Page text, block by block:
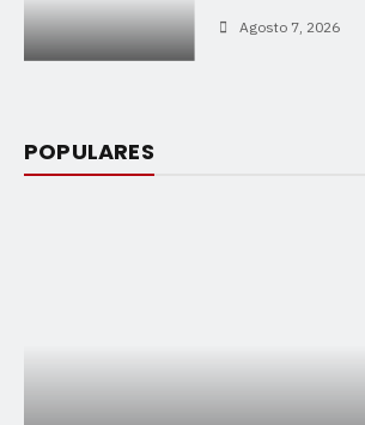
Agosto 7, 2026
POPULARES